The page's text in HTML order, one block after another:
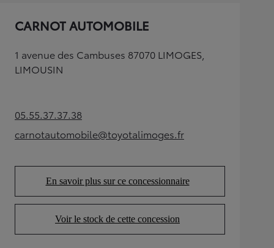
CARNOT AUTOMOBILE
1 avenue des Cambuses 87070 LIMOGES,
LIMOUSIN
05.55.37.37.38(Opens in new tab)
carnotautomobile@toyotalimoges.fr
(Opens in new tab)
En savoir plus sur ce concessionnaire
(Opens in new tab)
Voir le stock de cette concession
(Opens in new tab)